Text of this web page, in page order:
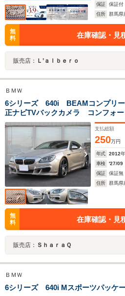
保証
保証付
住所
群馬県
無
料
在庫確認・見
販売店： Ｌ’ａｌｂｅｒｏ
ＢＭＷ
6シリーズ 640i BEAMコンプリ
正ナビTVバックカメラ コンフォ
ダウン
支払総額
250万円
年式 2012年
車検
'27/09
保証
保証無
住所
群馬県
無
料
在庫確認・見
販売店： ＳｈａｒａＱ
ＢＭＷ
6シリーズ 640i Mスポーツパッケ